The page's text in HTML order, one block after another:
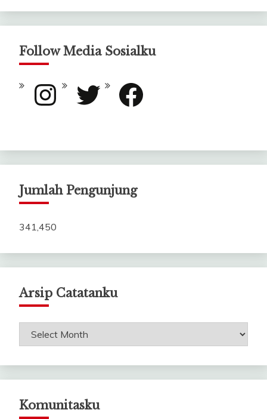
Follow Media Sosialku
Instagram Twitter Facebook
Jumlah Pengunjung
341,450
Arsip Catatanku
Arsip
Komunitasku